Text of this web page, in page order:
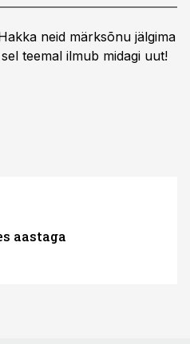
neid märksõnu jälgima
teemal ilmub midagi uut!
aastaga